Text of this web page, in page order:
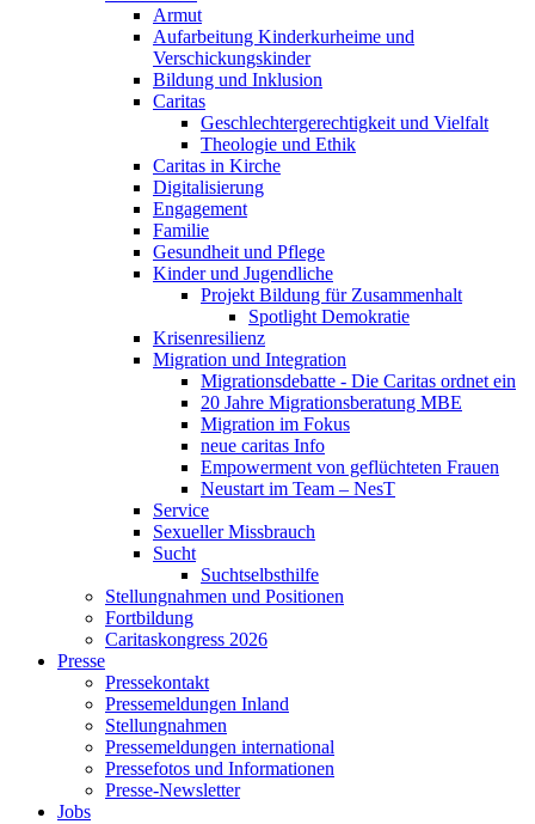
Armut
Aufarbeitung Kinderkurheime und
Verschickungskinder
Bildung und Inklusion
Caritas
Geschlechtergerechtigkeit und Vielfalt
Theologie und Ethik
Caritas in Kirche
Digitalisierung
Engagement
Familie
Gesundheit und Pflege
Kinder und Jugendliche
Projekt Bildung für Zusammenhalt
Spotlight Demokratie
Krisenresilienz
Migration und Integration
Migrationsdebatte - Die Caritas ordnet ein
20 Jahre Migrationsberatung MBE
Migration im Fokus
neue caritas Info
Empowerment von geflüchteten Frauen
Neustart im Team – NesT
Service
Sexueller Missbrauch
Sucht
Suchtselbsthilfe
Stellungnahmen und Positionen
Fortbildung
Caritaskongress 2026
Presse
Pressekontakt
Pressemeldungen Inland
Stellungnahmen
Pressemeldungen international
Pressefotos und Informationen
Presse-Newsletter
Jobs